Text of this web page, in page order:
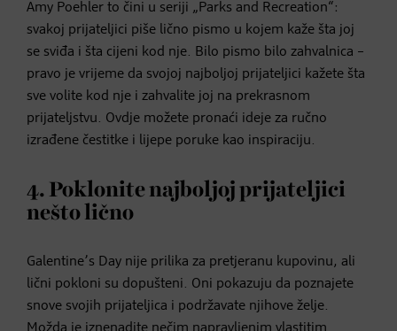
Amy Poehler to čini u seriji „Parks and Recreation“:
svakoj prijateljici piše lično pismo u kojem kaže šta joj
se sviđa i šta cijeni kod nje. Bilo pismo bilo zahvalnica –
pravo je vrijeme da svojoj najboljoj prijateljici kažete šta
sve volite kod nje i zahvalite joj na prekrasnom
prijateljstvu. Ovdje možete pronaći ideje za ručno
izrađene čestitke i lijepe poruke kao inspiraciju.
4. Poklonite najboljoj prijateljici
nešto lično
Galentine’s Day nije prilika za pretjeranu kupovinu, ali
lični pokloni su dopušteni. Oni pokazuju da poznajete
snove svojih prijateljica i podržavate njihove želje.
Možda je iznenadite nečim napravljenim vlastitim